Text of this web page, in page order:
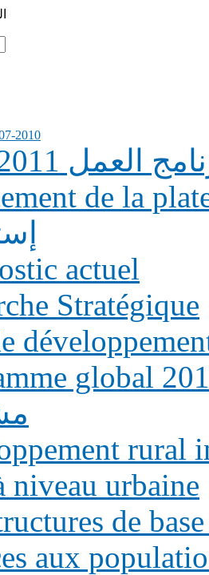
2010
العمل 2011-2013
de la
actuel
Stratégique
global
rural
niveau urbaine
de
aux